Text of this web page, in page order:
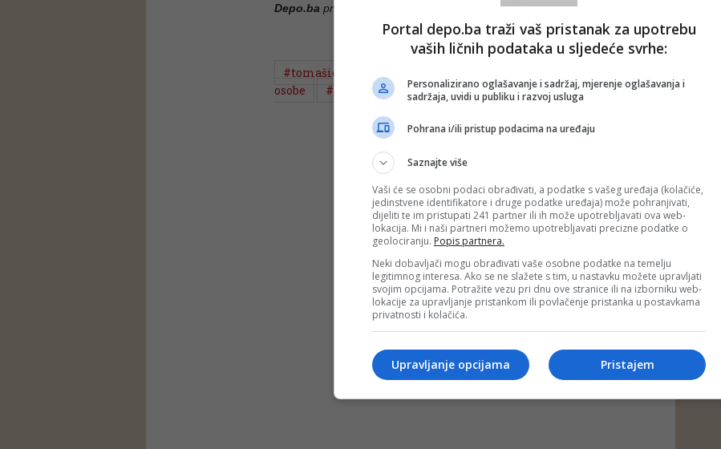
Depo.ba pratite putem društvenih mreža TwitteriFacebook
#tomašica
osobe
#zločin #ratni zločin #tužiteljstvo bih
Portal depo.ba traži vaš pristanak za upotrebu
vaših ličnih podataka u sljedeće svrhe:
Personalizirano oglašavanje i sadržaj, mjerenje oglašavanja i
sadržaja, uvidi u publiku i razvoj usluga
Pohrana i/ili pristup podacima na uređaju
Saznajte više
Vaši će se osobni podaci obrađivati, a podatke s vašeg uređaja (kolačiće,
jedinstvene identifikatore i druge podatke uređaja) može pohranjivati,
dijeliti te im pristupati 241 partner ili ih može upotrebljavati ova web-
lokacija. Mi i naši partneri možemo upotrebljavati precizne podatke o
geolociranju. Popis partnera.
Neki dobavljači mogu obrađivati vaše osobne podatke na temelju
legitimnog interesa. Ako se ne slažete s tim, u nastavku možete upravljati
svojim opcijama. Potražite vezu pri dnu ove stranice ili na izborniku web-
lokacije za upravljanje pristankom ili povlačenje pristanka u postavkama
privatnosti i kolačića.
Pristajem
Upravljanje opcijama